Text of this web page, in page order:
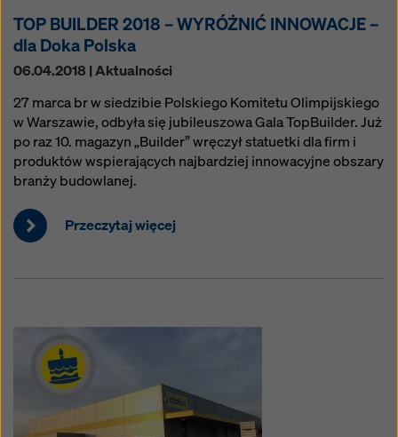
TOP BUILDER 2018 – WYRÓŻNIĆ INNOWACJE –
dla Doka Polska
06.04.2018 | Aktualności
27 marca br w siedzibie Polskiego Komitetu Olimpijskiego
w Warszawie, odbyła się jubileuszowa Gala TopBuilder. Już
po raz 10. magazyn „Builder” wręczył statuetki dla firm i
produktów wspierających najbardziej innowacyjne obszary
branży budowlanej.
Przeczytaj więcej